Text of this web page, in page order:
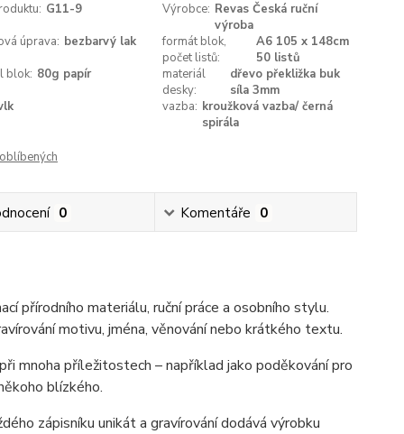
G11-9 Výrobce: Revas Česká ruční
výroba
úprava: bezbarvý lak
formát blok,
počet listů:
A6 105 x 148cm
50 listů
blok: 80g papír
materiál
desky:
dřevo překližka buk
síla 3mm
vazba: kroužková vazba/ černá
spirála
0 Komentáře 0
přírodního materiálu, ruční práce a osobního stylu.
motivu, jména, věnování nebo krátkého textu.
mnoha příležitostech – například jako poděkování pro
blízkého.
zápisníku unikát a gravírování dodává výrobku